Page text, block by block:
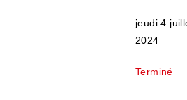
jeudi 4
2024
Terminé